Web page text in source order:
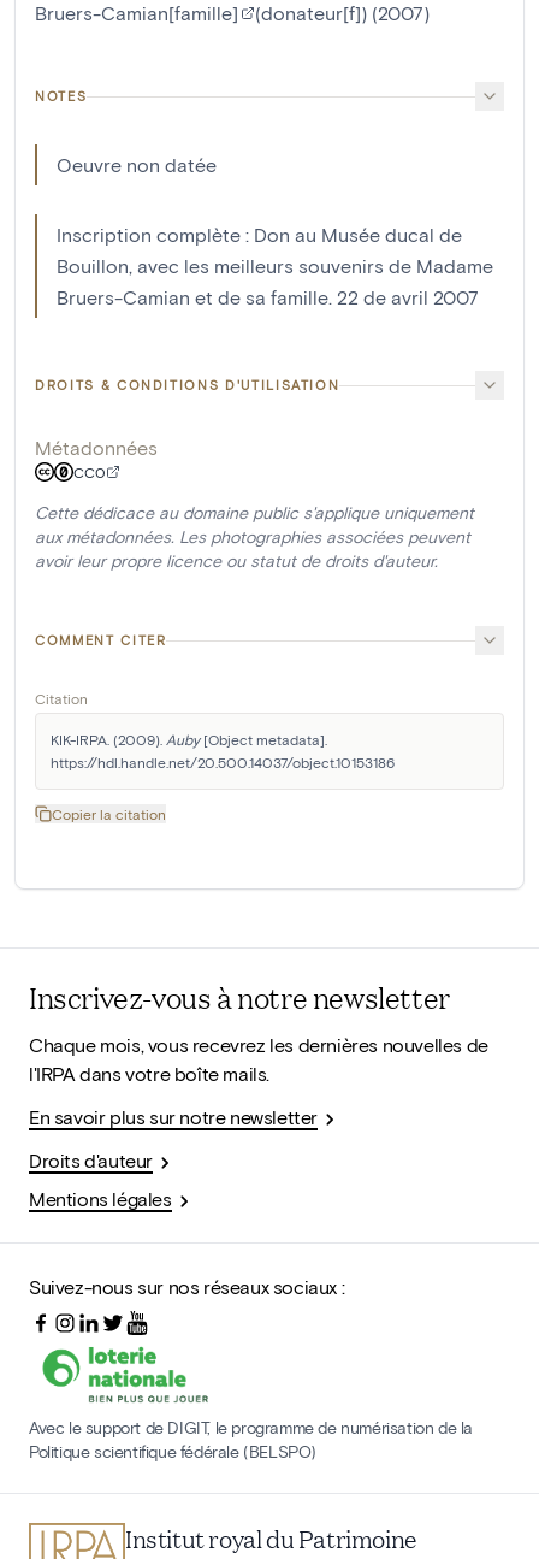
Bruers-Camian[famille]
(donateur[f]) (2007)
NOTES
Oeuvre non datée
Inscription complète : Don au Musée ducal de
Bouillon, avec les meilleurs souvenirs de Madame
Bruers-Camian et de sa famille. 22 de avril 2007
DROITS & CONDITIONS D'UTILISATION
Métadonnées
CC0
Cette dédicace au domaine public s'applique uniquement
aux métadonnées. Les photographies associées peuvent
avoir leur propre licence ou statut de droits d'auteur.
COMMENT CITER
Citation
KIK-IRPA. (2009). Auby [Object metadata].
https://hdl.handle.net/20.500.14037/object.10153186
Copier la citation
Inscrivez-vous à notre newsletter
Chaque mois, vous recevrez les dernières nouvelles de
l'IRPA dans votre boîte mails.
En savoir plus sur notre newsletter
Droits d'auteur
Mentions légales
Suivez-nous sur nos réseaux sociaux :
Avec le support de DIGIT, le programme de numérisation de la
Politique scientifique fédérale (BELSPO)
Institut royal du Patrimoine